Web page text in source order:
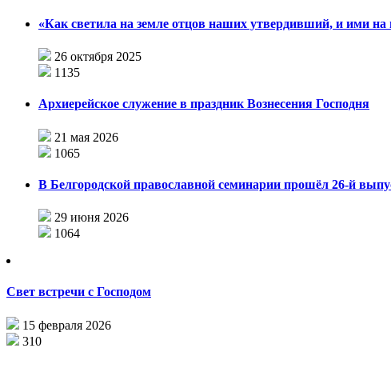
«Как светила на земле отцов наших утвердивший, и ими
26 октября 2025
1135
Архиерейское служение в праздник Вознесения Господня
21 мая 2026
1065
В Белгородской православной семинарии прошёл 26-й
29 июня 2026
1064
Свет встречи с Господом
15 февраля 2026
310